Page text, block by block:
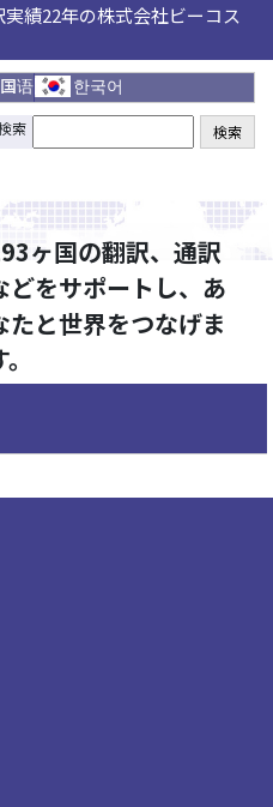
績22年の株式会社ビーコス